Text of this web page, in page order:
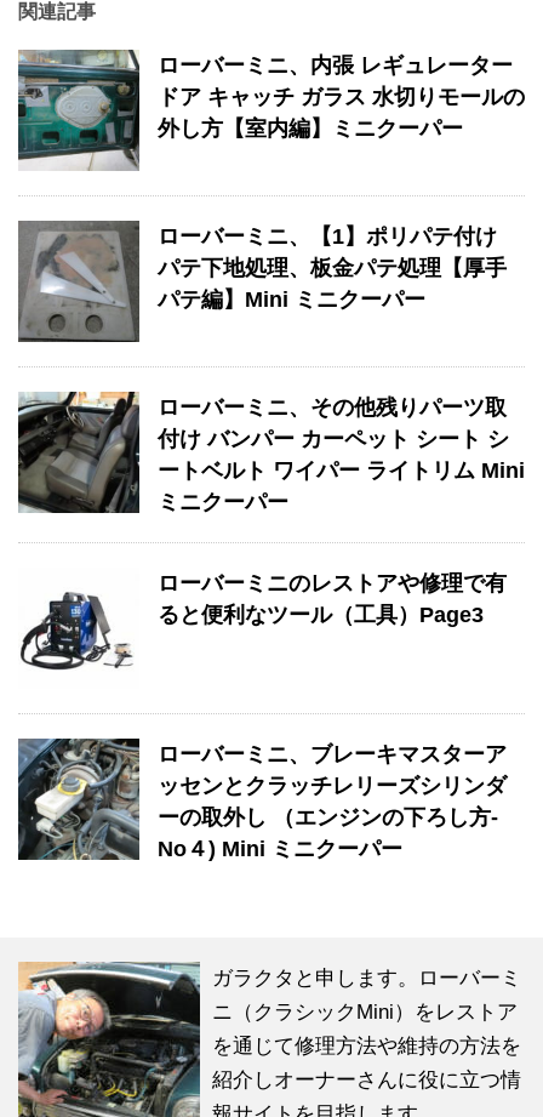
関連記事
ローバーミニ、内張 レギュレーター
ドア キャッチ ガラス 水切りモールの
外し方【室内編】ミニクーパー
ローバーミニ、【1】ポリパテ付け
パテ下地処理、板金パテ処理【厚手
パテ編】Mini ミニクーパー
ローバーミニ、その他残りパーツ取
付け バンパー カーペット シート シ
ートベルト ワイパー ライトリム Mini
ミニクーパー
ローバーミニのレストアや修理で有
ると便利なツール（工具）Page3
ローバーミニ、ブレーキマスターア
ッセンとクラッチレリーズシリンダ
ーの取外し （エンジンの下ろし方-
No４) Mini ミニクーパー
ガラクタと申します。ローバーミ
ニ（クラシックMini）をレストア
を通じて修理方法や維持の方法を
紹介しオーナーさんに役に立つ情